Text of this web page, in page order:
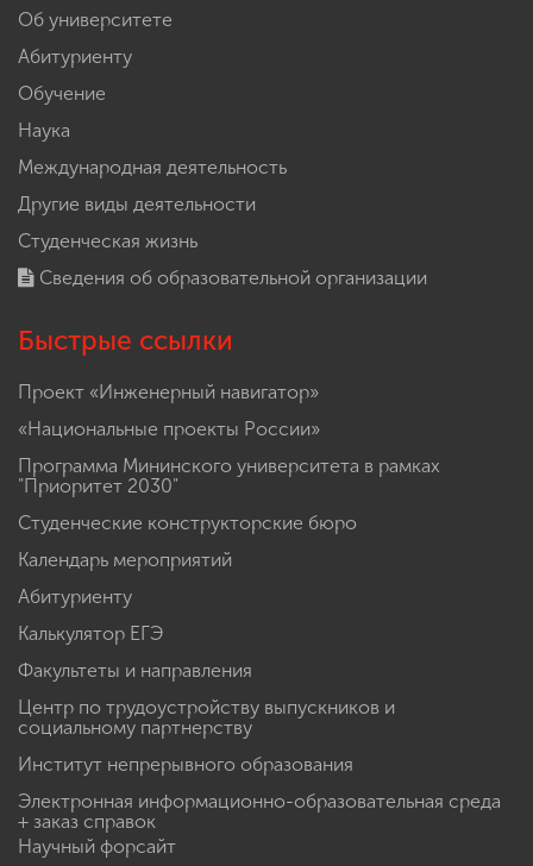
Об университете
Абитуриенту
Обучение
Наука
Международная деятельность
Другие виды деятельности
Студенческая жизнь
Сведения об образовательной организации
Быстрые ссылки
Проект «Инженерный навигатор»
«Национальные проекты России»
Программа Мининского университета в рамках
"Приоритет 2030"
Студенческие конструкторские бюро
Календарь мероприятий
Абитуриенту
Калькулятор ЕГЭ
Факультеты и направления
Центр по трудоустройству выпускников и
социальному партнерству
Институт непрерывного образования
Электронная информационно-образовательная среда
+ заказ справок
Научный форсайт